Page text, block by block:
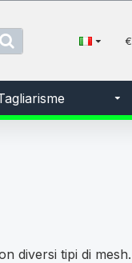
€
diversi tipi di mesh.